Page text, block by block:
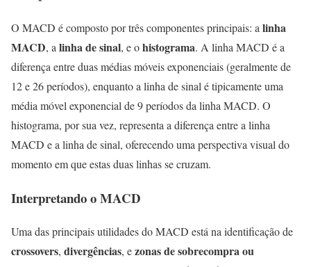
O MACD é composto por três componentes principais: a linha
MACD, a linha de sinal, e ohistograma. A linha MACD é a
diferença entre duas médias móveis exponenciais (geralmente de
12 e 26 períodos), enquanto a linha de sinal é tipicamente uma
média móvel exponencial de 9 períodos da linha MACD. O
histograma, por sua vez, representa a diferença entre a linha
MACD e a linha de sinal, oferecendo uma perspectiva visual do
momento em que estas duas linhas se cruzam.
Interpretando o MACD
Uma das principais utilidades do MACD está na identificação de
crossovers, divergências, ezonas de sobrecompra ou